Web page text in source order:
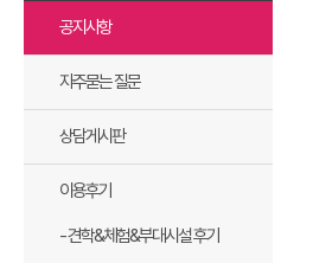
공지사항
자주묻는 질문
상담게시판
이용후기
- 견학&체험&부대시설 후기